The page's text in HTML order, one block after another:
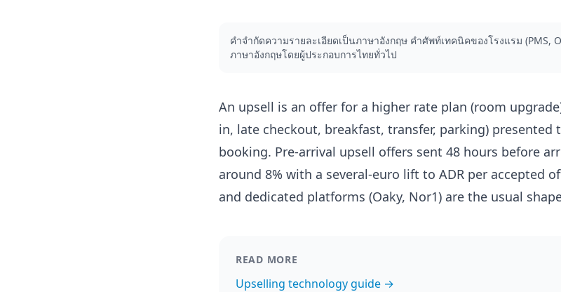
คำจำกัดความรายละเอียดเป็นภาษาอังกฤษ คำศัพท์เทคนิคของโรงแรม (PMS,
ภาษาอังกฤษโดยผู้ประกอบการไทยทั่วไป
An upsell is an offer for a higher rate plan (room
in, late checkout, breakfast, transfer, parking)
booking. Pre-arrival upsell offers sent 48 hours before
around 8% with a several-euro lift to ADR per accepted
and dedicated platforms (Oaky, Nor1) are the usual
READ MORE
Upselling technology guide →